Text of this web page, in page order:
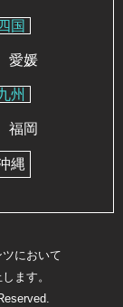
四国
愛媛
州
福岡
縄
において
ます。